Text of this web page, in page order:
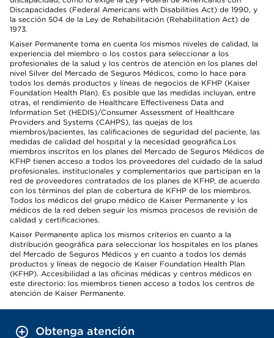
Discapacidades (Federal Americans with Disabilities Act) de 1990, y
la sección 504 de la Ley de Rehabilitación (Rehabilitation Act) de
1973.
Kaiser Permanente toma en cuenta los mismos niveles de calidad, la
experiencia del miembro o los costos para seleccionar a los
profesionales de la salud y los centros de atención en los planes del
nivel Silver del Mercado de Seguros Médicos, como lo hace para
todos los demás productos y líneas de negocios de KFHP (Kaiser
Foundation Health Plan). Es posible que las medidas incluyan, entre
otras, el rendimiento de Healthcare Effectiveness Data and
Information Set (HEDIS)/Consumer Assessment of Healthcare
Providers and Systems (CAHPS), las quejas de los
miembros/pacientes, las calificaciones de seguridad del paciente, las
medidas de calidad del hospital y la necesidad geográfica.Los
miembros inscritos en los planes del Mercado de Seguros Médicos de
KFHP tienen acceso a todos los proveedores del cuidado de la salud
profesionales, institucionales y complementarios que participan en la
red de proveedores contratados de los planes de KFHP, de acuerdo
con los términos del plan de cobertura de KFHP de los miembros.
Todos los médicos del grupo médico de Kaiser Permanente y los
médicos de la red deben seguir los mismos procesos de revisión de
calidad y certificaciones.
Kaiser Permanente aplica los mismos criterios en cuanto a la
distribución geográfica para seleccionar los hospitales en los planes
del Mercado de Seguros Médicos y en cuanto a todos los demás
productos y líneas de negocio de Kaiser Foundation Health Plan
(KFHP). Accesibilidad a las oficinas médicas y centros médicos en
este directorio: los miembros tienen acceso a todos los centros de
atención de Kaiser Permanente.
Obtenga atención